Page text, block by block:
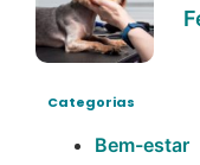
Categorias
Bem-estar